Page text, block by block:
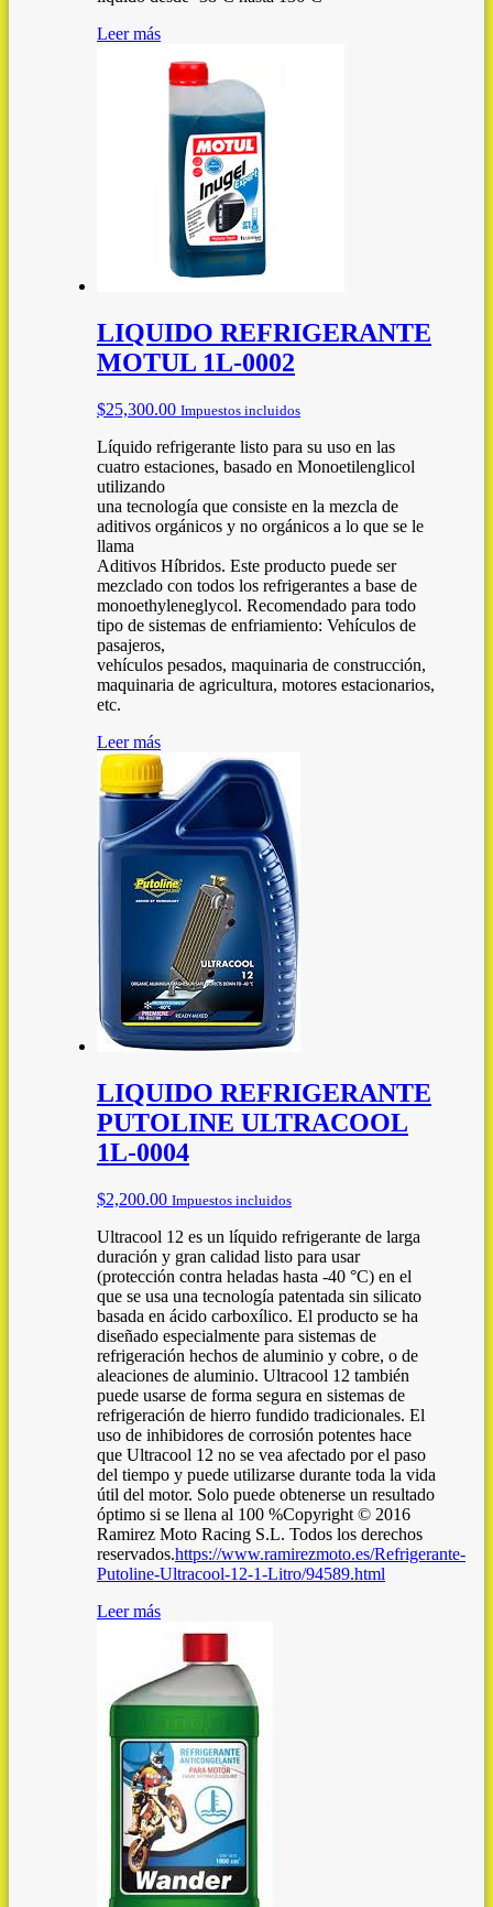
Leer más
LIQUIDO REFRIGERANTE
MOTUL 1L-0002
$25,300.00 Impuestos incluidos
Líquido refrigerante listo para su uso en las
cuatro estaciones, basado en Monoetilenglicol
utilizando
una tecnología que consiste en la mezcla de
aditivos orgánicos y no orgánicos a lo que se le
llama
Aditivos Híbridos. Este producto puede ser
mezclado con todos los refrigerantes a base de
monoethyleneglycol. Recomendado para todo
tipo de sistemas de enfriamiento: Vehículos de
pasajeros,
vehículos pesados, maquinaria de construcción,
maquinaria de agricultura, motores estacionarios,
etc.
Leer más
LIQUIDO REFRIGERANTE
PUTOLINE ULTRACOOL
1L-0004
$2,200.00 Impuestos incluidos
Ultracool 12 es un líquido refrigerante de larga
duración y gran calidad listo para usar
(protección contra heladas hasta -40 °C) en el
que se usa una tecnología patentada sin silicato
basada en ácido carboxílico. El producto se ha
diseñado especialmente para sistemas de
refrigeración hechos de aluminio y cobre, o de
aleaciones de aluminio. Ultracool 12 también
puede usarse de forma segura en sistemas de
refrigeración de hierro fundido tradicionales. El
uso de inhibidores de corrosión potentes hace
que Ultracool 12 no se vea afectado por el paso
del tiempo y puede utilizarse durante toda la vida
útil del motor. Solo puede obtenerse un resultado
óptimo si se llena al 100 %Copyright © 2016
Ramirez Moto Racing S.L. Todos los derechos
reservados.https://www.ramirezmoto.es/Refrigerante-
Putoline-Ultracool-12-1-Litro/94589.html
Leer más